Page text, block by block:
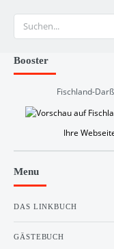
Branchen und
NRW Asbest
SPEZIALISTEN
Booster
Fischland-
Ihre
Menu
DAS LINKBUCH
GÄSTEBUCH